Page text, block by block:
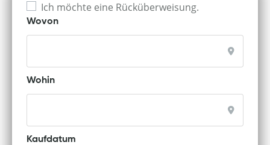
Ich möchte eine Rücküberweisung.
Wovon
Wohin
Kaufdatum